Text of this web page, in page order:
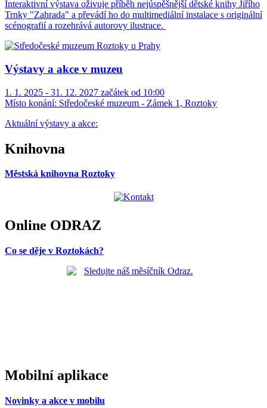
Interaktivní výstava oživuje příběh nejúspěšnější dětské knihy Jiřího
Trnky "Zahrada" a převádí ho do multimediální instalace s originální
scénografií a rozehrává autorovy ilustrace.
Výstavy a akce v muzeu
1. 1. 2025 - 31. 12. 2027 začátek od 10:00
Místo konání: Středočeské muzeum - Zámek 1, Roztoky
Aktuální výstavy a akce:
Knihovna
Městská knihovna Roztoky
Online ODRAZ
Co se děje v Roztokách?
Mobilní aplikace
Novinky a akce v mobilu